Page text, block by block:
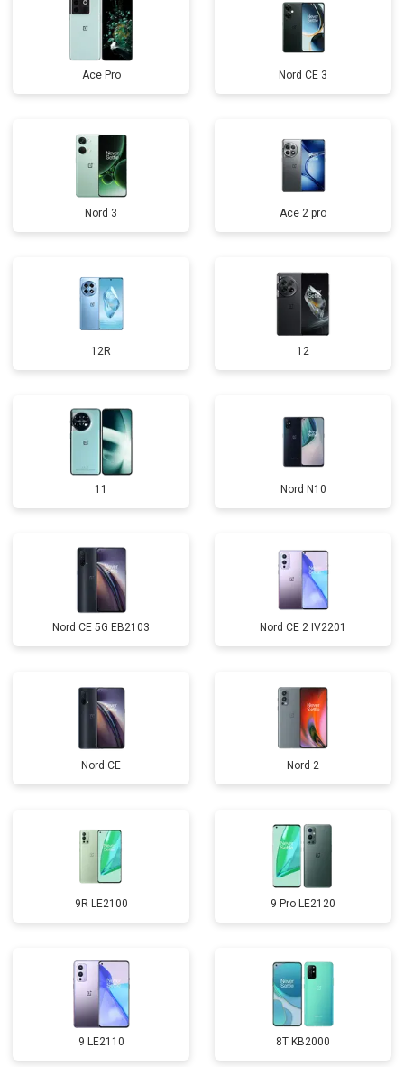
Ace Pro Nord CE 3
Nord 3 Ace 2 pro
12R 12
11 Nord N10
Nord CE 5G EB2103 Nord CE 2 IV2201
Nord CE Nord 2
9R LE2100 9 Pro LE2120
9 LE2110 8T KB2000